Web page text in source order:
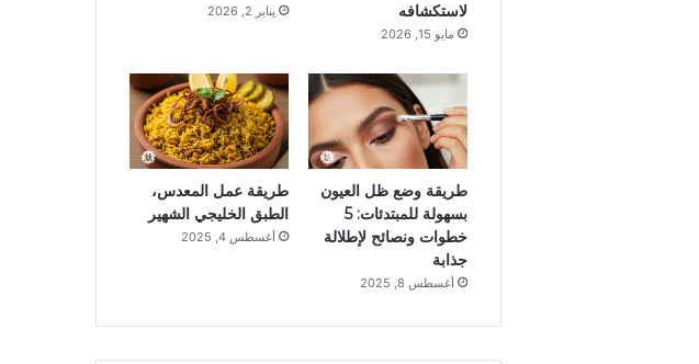
لاستكشافه
مايو 15, 2026
يناير 2, 2026
طريقة وضع ظل العيون
بسهولة للمبتدئات: 5
خطوات ونصائح لإطلالة
جذابة
أغسطس 8, 2025
طريقة عمل المعدس،
الطبق الخليجي الشهير
أغسطس 4, 2025